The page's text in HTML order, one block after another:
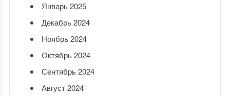
Январь 2025
Декабрь 2024
Ноябрь 2024
Октябрь 2024
Сентябрь 2024
Август 2024